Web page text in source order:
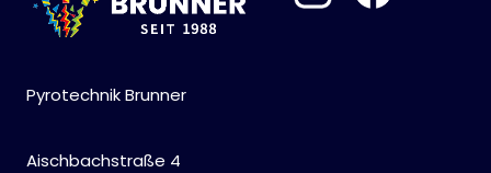
Pyrotechnik Brunner
Aischbachstraße 4